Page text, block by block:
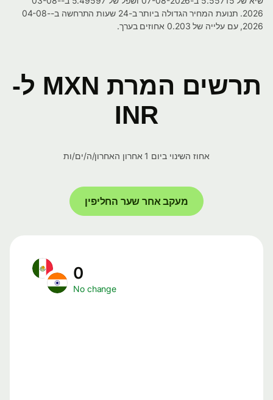
2026. תנועת המחיר הגדולה ביותר ב-24 שעות התרחשה ב-04-08-
2026, עם עלייה של 0.203 אחוזים בערך.
תרשים המרת MXN ל-
INR
אחוז השינוי ביום 1 אחרון האחרון/ה/ים/ות
מעקב אחר שער החליפין
0
No change